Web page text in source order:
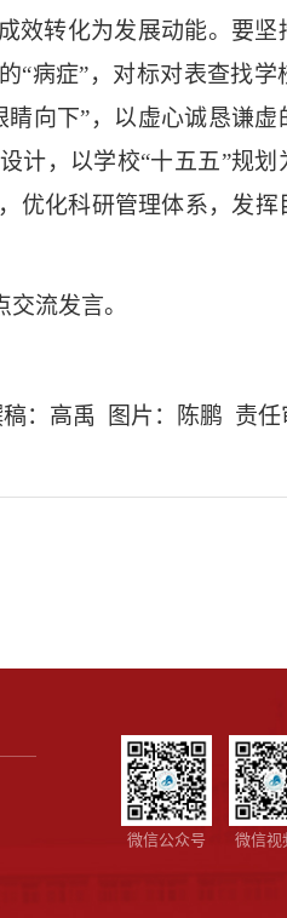
效转化为发展动能。要坚
“病症”，对标对表查找学
向下”， 以虚心诚恳谦虚
计，以学校“十五五”规
优化科研管理体系，发挥
流发言。
：高禹 图片：陈鹏 责任
微信公众号 微信视